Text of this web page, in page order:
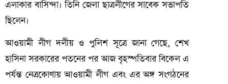
এলাকার বাসিন্দা। তিনি জেলা ছাত্রলীগের সাবেক সভাপতি
ছিলেন।
আওয়ামী লীগ দলীয় ও পুলিশ সূত্রে জানা গেছে, শেখ
হাসিনা সরকারের পতনের পর আজ বৃহস্পতিবার বিকেল এ
পর্যন্ত নেত্রকোণায় আওয়ামী লীগ এবং এর অঙ্গ সংগঠনের